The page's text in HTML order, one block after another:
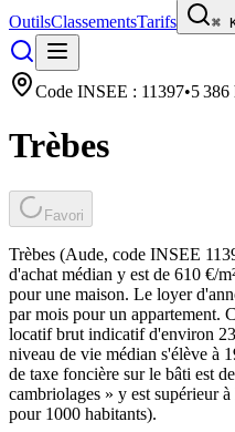
OutilsClassementsTarifs ⌘
Code INSEE : 11397•5 386
Trèbes
Favori
Trèbes (Aude, code INSEE
d'achat médian y est de 610 €/
pour une maison. Le loyer
par mois pour un appartement.
locatif brut indicatif d'environ
niveau de vie médian s'élève à
de taxe foncière sur le bâti est
cambriolages » y est supérieur
pour 1000 habitants).